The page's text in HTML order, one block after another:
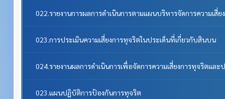
022.รายงานการผลการดำเนินการตามแผนบริหารจัดการความเสี่
023.การประเมินความเสี่ยงการทุจริตในประเด็นที่เกี่ยวกับสินบน
024.รายงานผลการดำเนินการเพื่อจัดการความเสี่ยงการทุจริตแ
023.แผนปฏิบัติการป้องกันการทุจริต